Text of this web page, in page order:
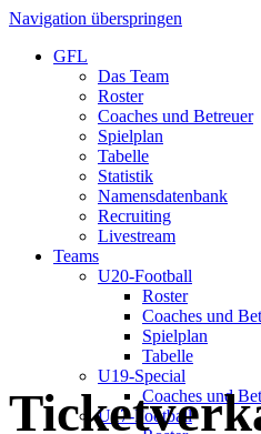
Navigation überspringen
GFL
Das Team
Roster
Coaches und Betreuer
Spielplan
Tabelle
Statistik
Namensdatenbank
Recruiting
Livestream
Teams
U20-Football
Roster
Coaches und
Spielplan
Tabelle
U19-Special
Coaches und
U17-Football